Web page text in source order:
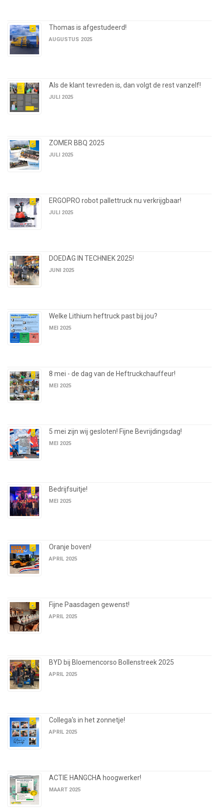
Thomas is afgestudeerd!
AUGUSTUS 2025
Als de klant tevreden is, dan volgt de rest vanzelf!
JULI 2025
ZOMER BBQ 2025
JULI 2025
ERGOPRO robot pallettruck nu verkrijgbaar!
JULI 2025
DOEDAG IN TECHNIEK 2025!
JUNI 2025
Welke Lithium heftruck past bij jou?
MEI 2025
8 mei - de dag van de Heftruckchauffeur!
MEI 2025
5 mei zijn wij gesloten! Fijne Bevrijdingsdag!
MEI 2025
Bedrijfsuitje!
MEI 2025
Oranje boven!
APRIL 2025
Fijne Paasdagen gewenst!
APRIL 2025
BYD bij Bloemencorso Bollenstreek 2025
APRIL 2025
Collega's in het zonnetje!
APRIL 2025
ACTIE HANGCHA hoogwerker!
MAART 2025